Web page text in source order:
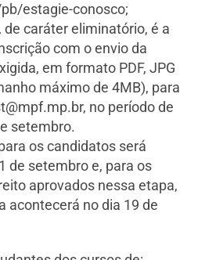
estagie-conosco;
de caráter eliminatório, é a
com o envio da
em formato PDF, JPG
máximo de 4MB), para
no período de
setembro.
os candidatos será
de setembro e, para os
aprovados nessa etapa,
acontecerá no dia 19 de